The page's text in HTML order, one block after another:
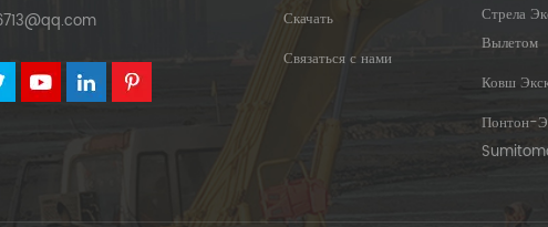
Скачать
Связаться с нами
Стрела
Вылетом
Ковш
Понтон-